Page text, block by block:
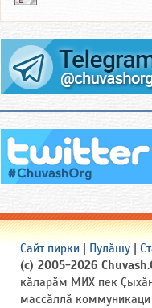
Сайт пирки | Пулӑшу |
(c) 2005-2026
кӑларӑм МИХ пек
массӑллӑ коммуникаци